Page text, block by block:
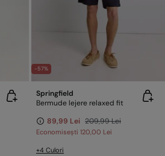
-57%
Springfield
Bermude lejere relaxed fit
89,99 Lei 209,99 Lei
Economisești 120,00 Lei
+4 Culori